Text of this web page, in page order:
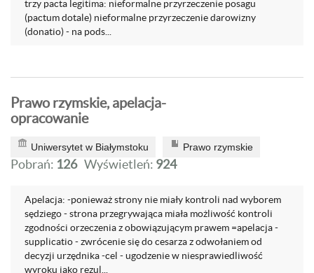
trzy pacta legitima: nieformalne przyrzeczenie posagu
(pactum dotale) nieformalne przyrzeczenie darowizny
(donatio) - na pods...
Prawo rzymskie, apelacja-
opracowanie
Uniwersytet w Białymstoku Prawo rzymskie
Pobrań: 126 Wyświetleń: 924
Apelacja: -ponieważ strony nie miały kontroli nad wyborem
sędziego - strona przegrywająca miała możliwość kontroli
zgodności orzeczenia z obowiązującym prawem =apelacja -
supplicatio - zwrócenie się do cesarza z odwołaniem od
decyzji urzędnika -cel - ugodzenie w niesprawiedliwość
wyroku jako rezul...